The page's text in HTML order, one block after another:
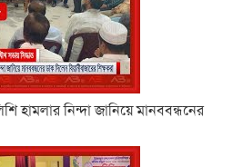
হামলার নিন্দা জানিয়ে মানববন্ধনের